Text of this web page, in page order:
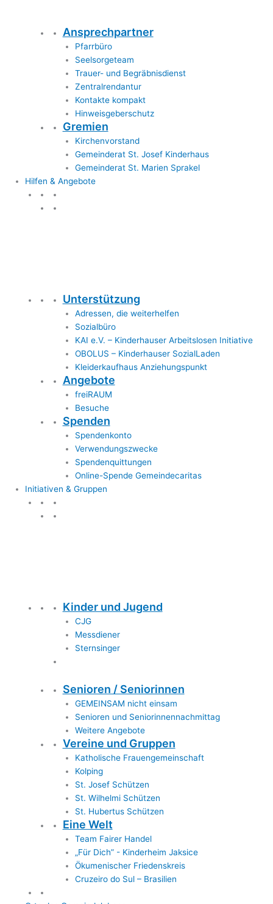
Ansprechpartner
Pfarrbüro
Seelsorgeteam
Trauer- und Begräbnisdienst
Zentralrendantur
Kontakte kompakt
Hinweisgeberschutz
Gremien
Kirchenvorstand
Gemeinderat St. Josef Kinderhaus
Gemeinderat St. Marien Sprakel
Hilfen & Angebote
Unterstützung
Adressen, die weiterhelfen
Sozialbüro
KAI e.V. – Kinderhauser Arbeitslosen Initiative
OBOLUS – Kinderhauser SozialLaden
Kleiderkaufhaus Anziehungspunkt
Angebote
freiRAUM
Besuche
Spenden
Spendenkonto
Verwendungszwecke
Spendenquittungen
Online-Spende Gemeindecaritas
Initiativen & Gruppen
Kinder und Jugend
CJG
Messdiener
Sternsinger
Senioren / Seniorinnen
GEMEINSAM nicht einsam
Senioren und Seniorinnennachmittag
Weitere Angebote
Vereine und Gruppen
Katholische Frauengemeinschaft
Kolping
St. Josef Schützen
St. Wilhelmi Schützen
St. Hubertus Schützen
Eine Welt
Team Fairer Handel
„Für Dich” - Kinderheim Jaksice
Ökumenischer Friedenskreis
Cruzeiro do Sul – Brasilien